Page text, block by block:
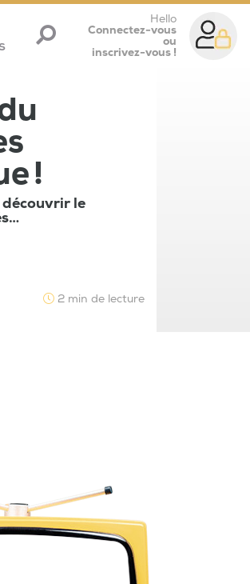
Hello
Connectez-vous
ou
inscrivez-vous !
!
le
2 min de lecture